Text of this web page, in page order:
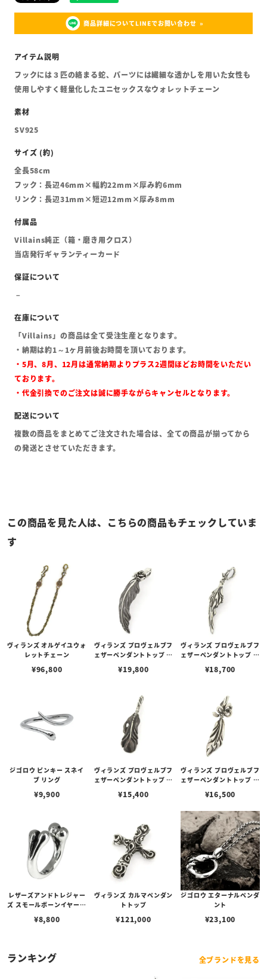
商品詳細についてLINEでお問い合わせ
フックには３匹の絡まる蛇、パーツには繊細な透かしを用いた女性も
使用しやすく軽量化したユニセックスなウォレットチェーン
SV925
全長58cm
フック：長辺46mm×幅約22mm×厚み約6mm
リンク：長辺31mm×短辺12mm×厚み8mm
Villains純正（箱・磨き用クロス）
当店発行ギャランティーカード
「Villains」の商品は全て受注生産となります。
・納期は約1～1ヶ月前後お時間を頂いております。
・5月、8月、12月は通常納期よりプラス2週間ほどお時間をいただい
ております。
・代金引換でのご注文は誠に勝手ながらキャンセルとなります。
複数の商品をまとめてご注文された場合は、全ての商品が揃ってから
の発送とさせていただきます。
この商品を見た人は、こちらの商品もチェックしていま
す
ヴィランズ オルゲイユウォ
レットチェーン
¥96,800
ヴィランズ プロヴェルブフ
ェザーペンダントトップ レ
¥19,800
ヴィランズ プロヴェルブフ
ェザーペンダントトップ ダ
¥18,700
ジゴロウ ピンキー スネイ
ブ リング
¥9,900
ヴィランズ プロヴェルブフ
ェザーペンダントトップ ド
¥15,400
ヴィランズ プロヴェルブフ
ェザーペンダントトップ フ
¥16,500
レザーズアンドトレジャー
ズ スモールボーンイヤーカ
¥8,800
ヴィランズ カルマペンダン
トトップ
¥121,000
ジゴロウ エターナルペンダ
ント
¥23,100
ランキング 全ブランドを見る